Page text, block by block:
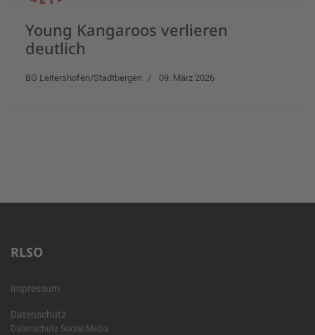
Young Kangaroos verlieren
deutlich
BG Leitershofen/Stadtbergen 09. März 2026
RLSO
Impressum
Datenschutz
Datenschutz Social Media